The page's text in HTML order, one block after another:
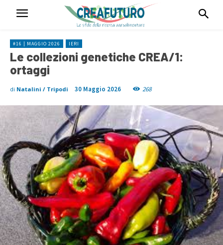
#16 | MAGGIO 2026 IERI
Le collezioni genetiche CREA/1:
ortaggi
di Natalini / Tripodi 30 Maggio 2026 268